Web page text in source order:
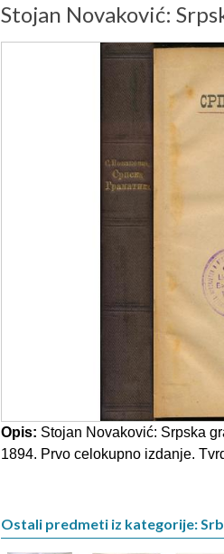
Stojan Novaković:
Opis: Stojan Novaković: Srpska
1894. Prvo celokupno izdanje.
Ostali predmeti iz kategorije: